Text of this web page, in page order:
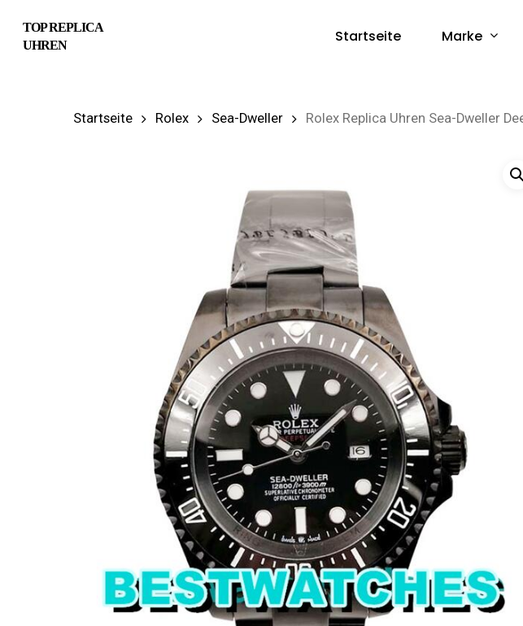
TOP REPLICA
UHREN
Startseite Marke
Startseite Rolex Sea-Dweller Rolex Replica Uhren Sea-Dweller